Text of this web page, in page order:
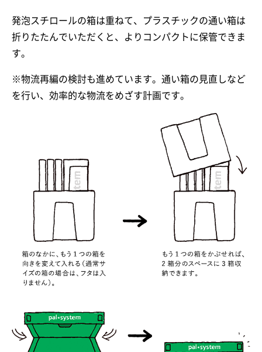
発泡スチロールの箱は重ねて、プラスチックの通い箱は
折りたたんでいただくと、よりコンパクトに保管できま
す。
※物流再編の検討も進めています。通い箱の見直しなど
を行い、効率的な物流をめざす計画です。